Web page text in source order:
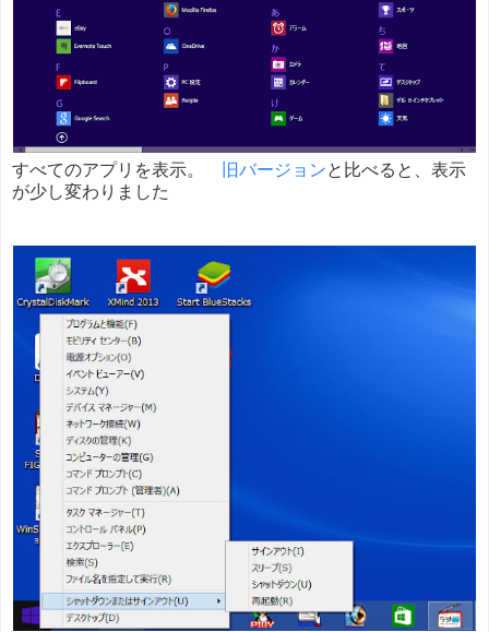
すべてのアプリを表示。 旧バージョンと比べると、表示
が少し変わりました